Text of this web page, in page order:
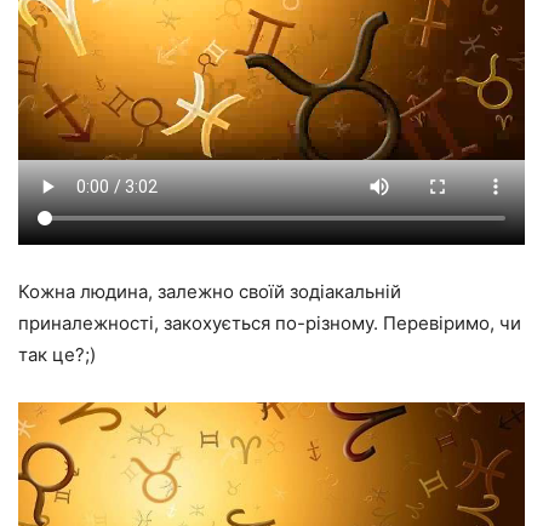
Кожна людина, залежно своїй зодіакальній
приналежності, закохується по-різному. Перевіримо, чи
так це?;)